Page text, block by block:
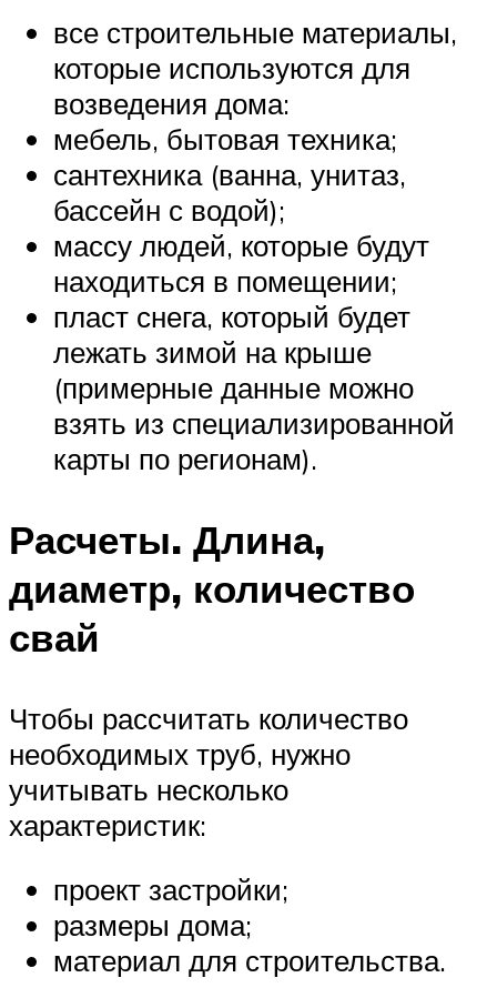
все строительные материалы,
которые используются для
возведения дома:
мебель, бытовая техника;
сантехника (ванна, унитаз,
бассейн с водой);
массу людей, которые будут
находиться в помещении;
пласт снега, который будет
лежать зимой на крыше
(примерные данные можно
взять из специализированной
карты по регионам).
Расчеты. Длина,
диаметр, количество
свай
Чтобы рассчитать количество
необходимых труб, нужно
учитывать несколько
характеристик:
проект застройки;
размеры дома;
материал для строительства.